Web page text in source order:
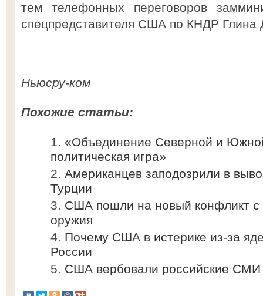
тем телефонных переговоров
спецпредставителя США по КНДР
Ньюсру-ком
Похожие статьи:
«Объединение Северной и
политическая игра»
Американцев заподозрили в
Турции
США пошли на новый конфликт с
оружия
Почему США в истерике из-за
России
США вербовали российские СМИ